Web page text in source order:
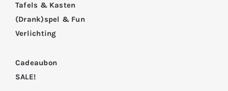
Tafels & Kasten
(Drank)spel & Fun
Verlichting
Cadeaubon
SALE!